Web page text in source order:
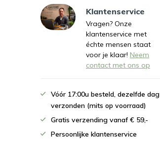
Klantenservice
Vragen? Onze
klantenservice met
échte mensen staat
voor je klaar! Neem
contact met ons op
Vóór 17:00u besteld, dezelfde dag
verzonden (mits op voorraad)
Gratis verzending vanaf € 59,-
Persoonlijke klantenservice